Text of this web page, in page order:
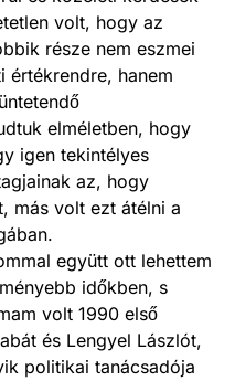
volt, hogy az
része nem eszmei
értékrendre, hanem
elméletben, hogy
igen tekintélyes
az, hogy
más volt ezt átélni a
együtt ott lehettem
időkben, s
volt 1990 első
és Lengyel Lászlót,
politikai tanácsadója